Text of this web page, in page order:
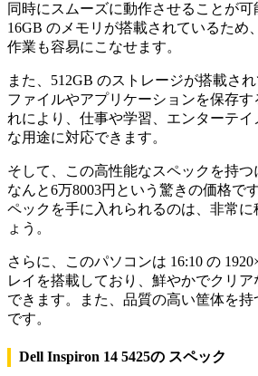
同時にスムーズに動作させることが可
16GB のメモリが搭載されているため
作業も容易にこなせます。
また、512GB のストレージが搭載さ
ファイルやアプリケーションを保存す
れにより、仕事や学習、エンターテイ
な用途に対応できます。
そして、この高性能なスペックを持
なんと6万8003円という驚きの価格で
ペックを手に入れられるのは、非常
ょう。
さらに、このパソコンは 16:10 の
レイを搭載しており、鮮やかでクリ
できます。また、品質の高い筐体を
です。
Dell Inspiron 14 5425の スペック